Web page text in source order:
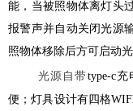
能，当被照物体离灯头
报警声并自动关闭光源
照物体移除后方可启动光
光源自带type-c充
便；灯具设计有四格